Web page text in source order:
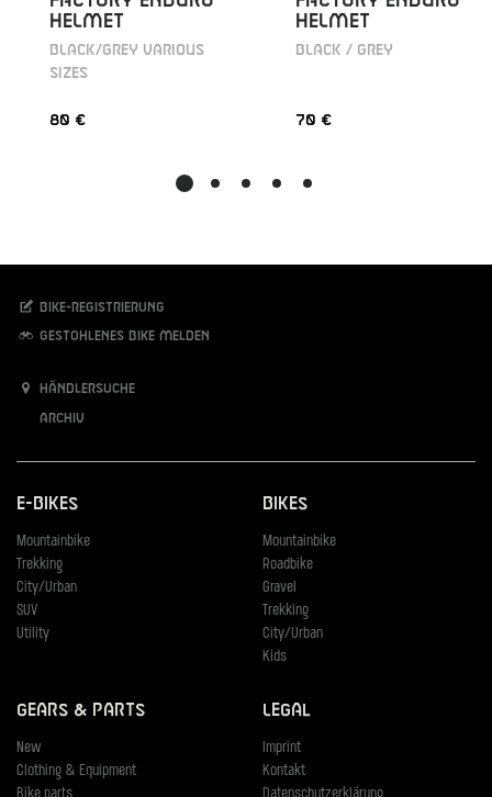
HELMET
BLACK/GREY VARIOUS
SIZES
80 €
HELMET
BLACK / GREY
70 €
Bike-Registrierung
Gestohlenes Bike melden
Händlersuche
Archiv
E-Bikes
Mountainbike
Trekking
City/Urban
SUV
Utility
Bikes
Mountainbike
Roadbike
Gravel
Trekking
City/Urban
Kids
Gears & Parts
New
Clothing & Equipment
Legal
Imprint
Kontakt